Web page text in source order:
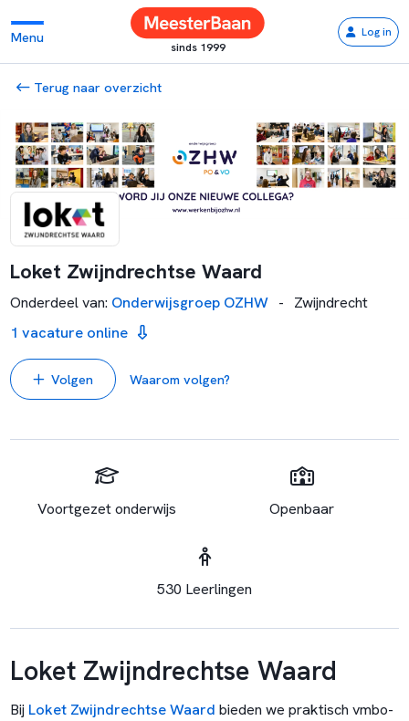
Menu
sinds 1999
Log in
Terug naar overzicht
Loket Zwijndrechtse Waard
Onderdeel van: Onderwijsgroep OZHW -
Zwijndrecht
1 vacature online
Volgen Waarom volgen?
Voortgezet onderwijs Openbaar
530 Leerlingen
Loket Zwijndrechtse Waard
Bij Loket Zwijndrechtse Waard bieden we praktisch vmbo-